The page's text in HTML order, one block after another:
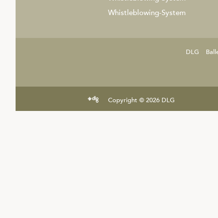
Whistleblowing-System
DLG
Copyright © 2026 DLG